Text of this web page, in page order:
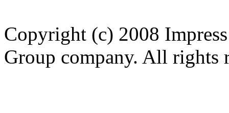
Copyright (c) 2008
Group company. All rights